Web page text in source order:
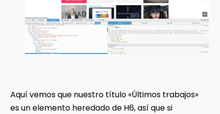
Aquí vemos que nuestro título «Últimos trabajos»
es un elemento heredado de H6, así que si